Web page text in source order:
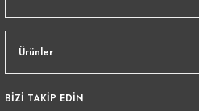
Ürünler
BİZİ TAKİP EDİN